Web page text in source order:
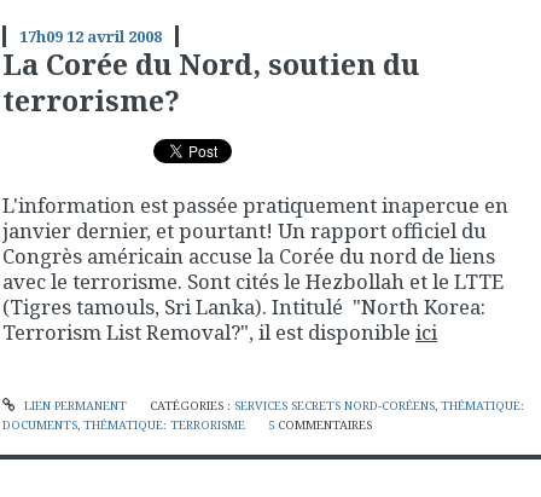
17h0912 avril 2008
La Corée du Nord, soutien du
terrorisme?
L'information est passée pratiquement inapercue en
janvier dernier, et pourtant! Un rapport officiel du
Congrès américain accuse la Corée du nord de liens
avec le terrorisme. Sont cités le Hezbollah et le LTTE
(Tigres tamouls, Sri Lanka). Intitulé "North Korea:
Terrorism List Removal?", il est disponible ici
LIEN PERMANENT CATÉGORIES : SERVICES SECRETS NORD-CORÉENS, THÉMATIQUE:
DOCUMENTS, THÉMATIQUE: TERRORISME 5 COMMENTAIRES